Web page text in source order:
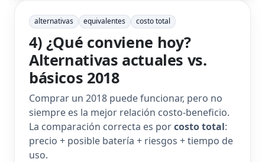
alternativas equivalentes costo total
4) ¿Qué conviene hoy?
Alternativas actuales vs.
básicos 2018
Comprar un 2018 puede funcionar, pero no
siempre es la mejor relación costo‑beneficio.
La comparación correcta es porcosto total:
precio + posible batería + riesgos + tiempo de
uso.